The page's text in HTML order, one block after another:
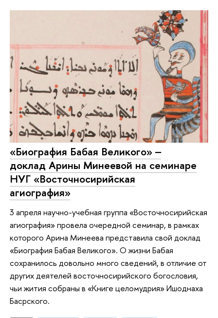
«Биография Бабая Великого» ‒
доклад Арины Минеевой на семинаре
НУГ «Восточносирийская
агиография»
3 апреля научно-учебная группа «Восточносирийская
агиография» провела очередной семинар, в рамках
которого Арина Минеева представила свой доклад
«Биография Бабая Великого». О жизни Бабая
сохранилось довольно много сведений, в отличие от
других деятелей восточносирийского богословия,
чьи жития собраны в «Книге целомудрия» Ишоднаха
Басрского.